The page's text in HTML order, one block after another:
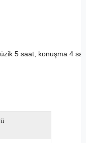
5 saat, konuşma 4